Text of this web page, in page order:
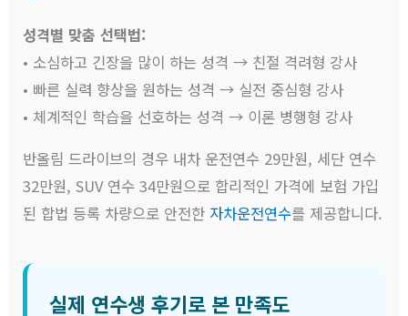
성격별 맞춤 선택법:
• 소심하고 긴장을 많이 하는 성격 → 친절 격려형 강사
• 빠른 실력 향상을 원하는 성격 → 실전 중심형 강사
• 체계적인 학습을 선호하는 성격 → 이론 병행형 강사
반올림 드라이브의 경우 내차 운전연수 29만원, 세단 연수
32만원, SUV 연수 34만원으로 합리적인 가격에 보험 가입
된 합법 등록 차량으로 안전한 자차운전연수를 제공합니다.
실제 연수생 후기로 본 만족도